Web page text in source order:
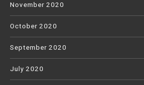
November 2020
October 2020
September 2020
July 2020